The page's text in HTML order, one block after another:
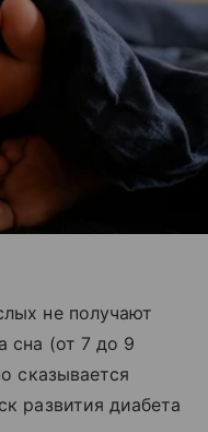
не получают
сна (от 7 до 9
сказывается
развития диабета